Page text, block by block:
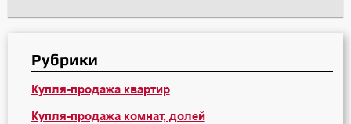
Рубрики
Купля-продажа квартир
Купля-продажа комнат, долей